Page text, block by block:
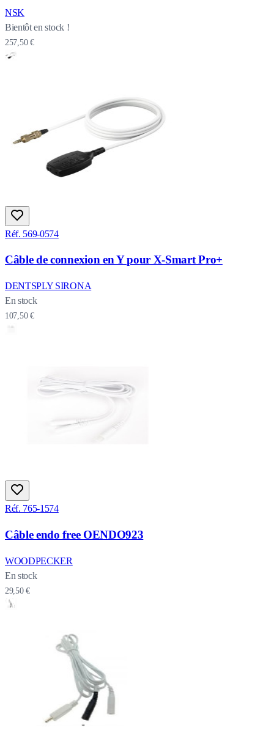
NSK
Bientôt en stock !
257,50 €
Réf. 569-0574
Câble de connexion en Y pour X-Smart Pro+
DENTSPLY SIRONA
En stock
107,50 €
Réf. 765-1574
Câble endo free OENDO923
WOODPECKER
En stock
29,50 €